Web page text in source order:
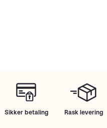
Sikker betaling Rask levering